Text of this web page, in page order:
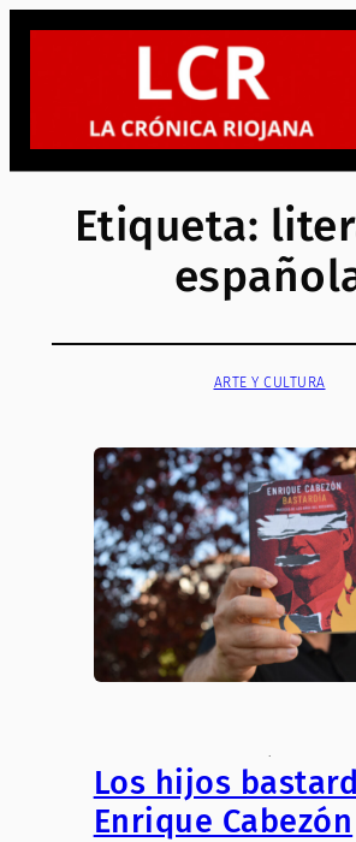
Saltar
Etiqueta:
ARTE Y CULTURA
.
Los hijos
Enrique Cabezón